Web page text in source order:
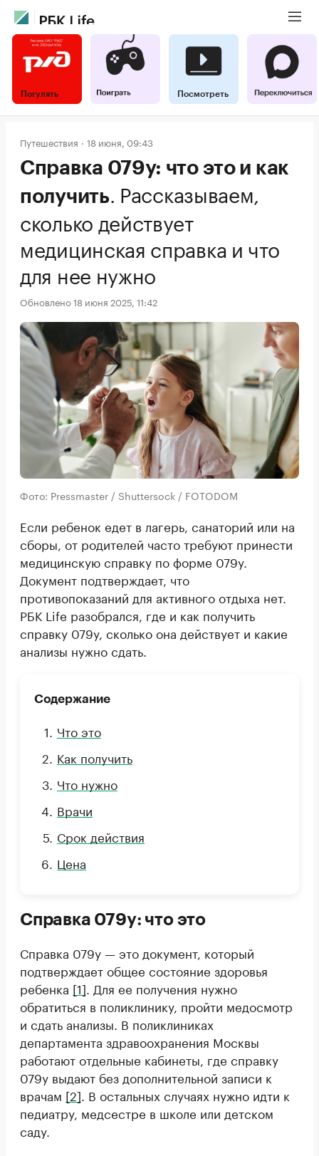
Погулять Посмотреть
Путешествия 18 июня, 09:43
Справка 079у: что это и как
получить. Рассказываем,
сколько действует
медицинская справка и что
для нее нужно
Обновлено 18 июня 2025, 11:42
Фото: Pressmaster / Shuttersock / FOTODOM
Если ребенок едет в лагерь, санаторий или на
сборы, от родителей часто требуют принести
медицинскую справку по форме 079у.
Документ подтверждает, что
противопоказаний для активного отдыха нет.
РБК Life разобрался, где и как получить
справку 079у, сколько она действует и какие
анализы нужно сдать.
Содержание
Что это
Как получить
Что нужно
Врачи
Срок действия
Цена
Справка 079у: что это
Справка 079у — это документ, который
подтверждает общее состояние здоровья
ребенка [1] . Для ее получения нужно
обратиться в поликлинику, пройти медосмотр
и сдать анализы. В поликлиниках
департамента здравоохранения Москвы
работают отдельные кабинеты, где справку
079у выдают без дополнительной записи к
врачам [2] . В остальных случаях нужно идти к
педиатру, медсестре в школе или детском
саду.